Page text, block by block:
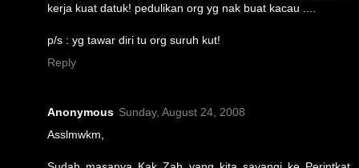
kerja kuat datuk! pedulikan org yg nak buat kacau ....
p/s : yg tawar diri tu org suruh kut!
Reply
Anonymous Sunday, August 24, 2008
Asslmwkm,